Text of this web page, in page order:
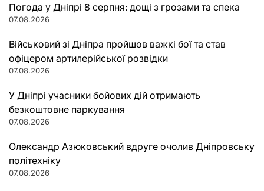
Погода у Дніпрі 8 серпня: дощі з грозами та спека
07.08.2026
Військовий зі Дніпра пройшов важкі бої та став
офіцером артилерійської розвідки
07.08.2026
У Дніпрі учасники бойових дій отримають
безкоштовне паркування
07.08.2026
Олександр Азюковський вдруге очолив Дніпровську
політехніку
07.08.2026